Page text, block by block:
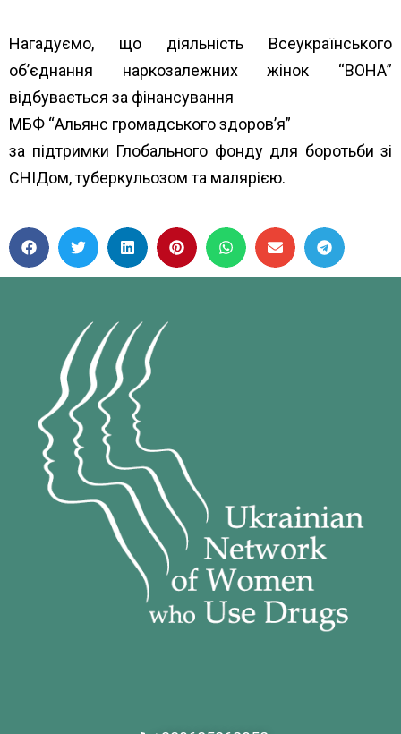
Нагадуємо, що діяльність Всеукраїнського
об’єднання наркозалежних жінок “ВОНА”
відбувається за фінансування
МБФ “Альянс громадського здоров’я”
за підтримки Глобального фонду для боротьби зі
СНІДом, туберкульозом та малярією.